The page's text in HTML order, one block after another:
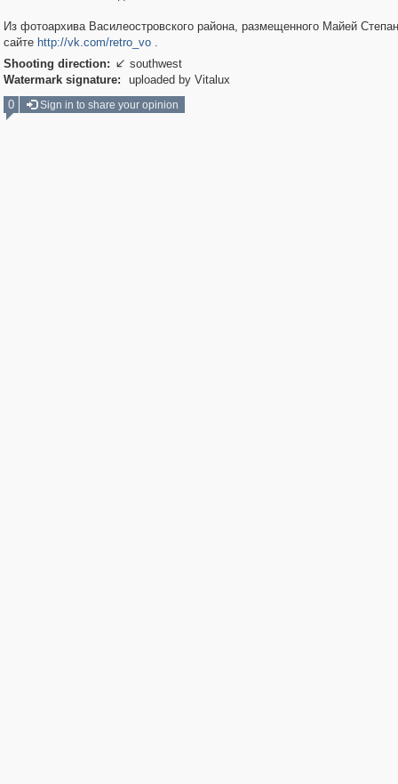
Из фотоархива Василеостровского района, размещенного Майей
сайте http://vk.com/retro_vo.
Shooting direction:  southwest
Watermark signature:
uploaded by Vitalux
0
Sign in to share your opinion